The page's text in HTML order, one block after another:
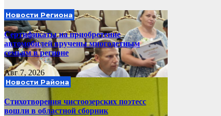
Новости Региона
Сертификаты на приобретение
автомобилей вручены многодетным
семьям в регионе
Авг 7, 2026
Новости Района
Стихотворения чистоозерских поэтесс
вошли в областной сборник